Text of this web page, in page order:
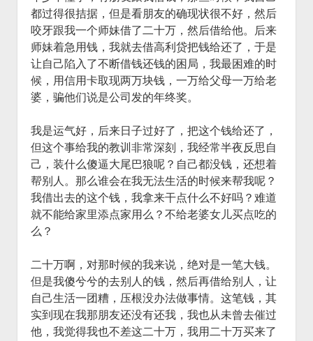
都过得很拮据，但是看朋友的确现状很不好，然后
咬牙跟我一个师妹借了二十万，然后借给他。后来
师妹着急用钱，我就去借高利贷把钱给还了，于是
让自己陷入了不断借钱还钱的困局，我最困难的时
候，用信用卡取现两万块钱，一万给父母一万给老
婆，骗他们说是公司发的年终奖。
我是运气好，后来日子过好了，把这个钱给还了，
但这个事给我的教训非常深刻，我经常半夜反思自
己，装什么傻逼大尾巴狼呢？自己都没钱，还想着
帮别人。那么谁会在我无法生活的时候来帮我呢？
我借出去的这个钱，我拿来干点什么不好吗？难道
就不能给家里添点家用么？不给老婆女儿买点吃的
么？
二十万啊，对那时候的我来说，绝对是一笔大钱。
但是我傻兮兮的去别人的钱，然后再借给别人，让
自己生活一团糟，压根没办法做事情。这笔钱，其
实到现在我那朋友还没有还我，我也从未曾去催过
他，我觉得我也不差这二十万，我用二十万买来了